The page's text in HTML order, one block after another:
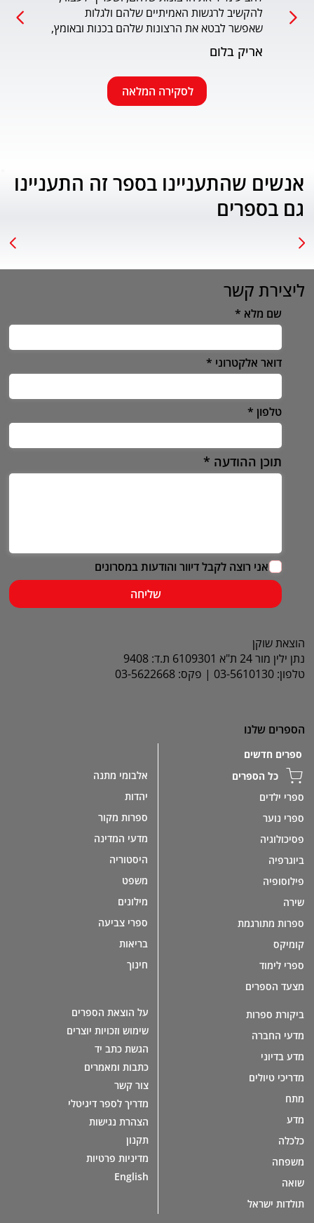
להקשיב לרגשות האמיתיים שלהם ולגלות
ורגשית בגובה העיניים של הילדים. מומלץ בחום.
אריק בלום
לסקירה המלאה
אנשים שהתעניינו בספר זה התעניינו
גם בספרים
ליצירת קשר
שם מלא
דואר אלקטרוני
טלפון
תוכן ההודעה
אני רוצה לקבל דיוור והודעות במסרונים
שליחה
הוצאת שוקן
נתן ילין מור 24 ת"א 6109301 ת.ד: 9408
טלפון: 03-5610130 | פקס: 03-5622668
הספרים שלנו
ספרים חדשים
כל הספרים
ספרי ילדים
ספרי נוער
פסיכולוגיה
ביוגרפיה
פילוסופיה
שירה
ספרות מתורגמת
קומיקס
ספרי לימוד
מצעד הספרים
ביקורת ספרות
מדעי החברה
מדע בדיוני
מדריכי טיולים
מתח
מדע
כלכלה
משפחה
שואה
תולדות ישראל
אלבומי מתנה
יהדות
ספרות מקור
מדעי המדינה
היסטוריה
משפט
מילונים
ספרי צביעה
בריאות
חינוך
על הוצאת הספרים
שימוש וזכויות יוצרים
הגשת כתב יד
כתבות ומאמרים
צור קשר
מדריך לספר דיגיטלי
הצהרת נגישות
תקנון
מדיניות פרטיות
English